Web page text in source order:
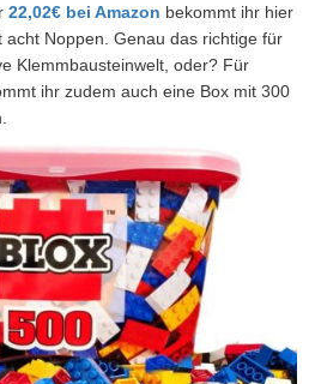
22,02€ bei Amazon bekommt ihr hier
Noppen. Genau das richtige für
Klemmbausteinwelt, oder? Für
ihr zudem auch eine Box mit 300